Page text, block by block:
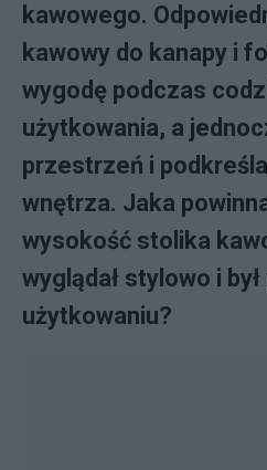
kawowego.
kawowy do kanapy i
wygodę podczas
użytkowania, a
przestrzeń i
wnętrza. Jaka
wysokość stolika
wyglądał stylowo i
użytkowaniu?